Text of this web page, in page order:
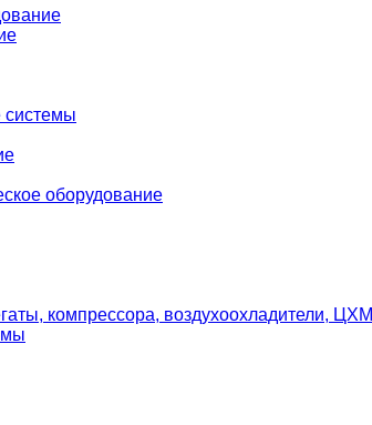
системы
оборудование
компрессора, воздухоохладители, ЦХМ